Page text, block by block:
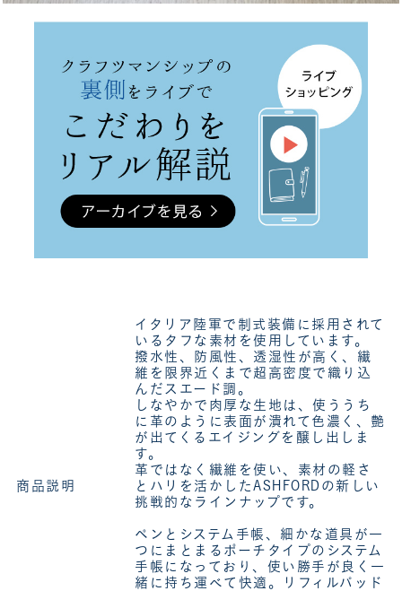
商品説明
イタリア陸軍で制式装備に採用されて
いるタフな素材を使用しています。
撥水性、防風性、透湿性が高く、繊
維を限界近くまで超高密度で織り込
んだスエード調。
しなやかで肉厚な生地は、使ううち
に革のように表面が潰れて色濃く、艶
が出てくるエイジングを醸し出しま
す。
革ではなく繊維を使い、素材の軽さ
とハリを活かしたASHFORDの新しい
挑戦的なラインナップです。
ペンとシステム手帳、細かな道具が一
つにまとまるポーチタイプのシステム
手帳になっており、使い勝手が良く一
緒に持ち運べて快適。リフィルパッド